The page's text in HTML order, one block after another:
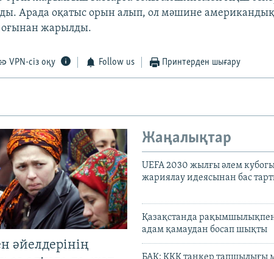
Арада оқатыс орын алып, ол мәшине американдық
оғынан жарылды.
VPN-сіз оқу Follow us Принтерден шығару
әйелдерінің
Жаңалықтар
UEFA 2030 жылғы әлем
жариялау идеясынан бас
Қазақстанда
адам қамаудан босап шықты